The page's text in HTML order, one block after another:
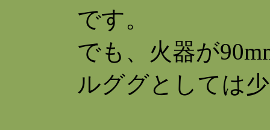
です。
でも、火器が
ルググとしては